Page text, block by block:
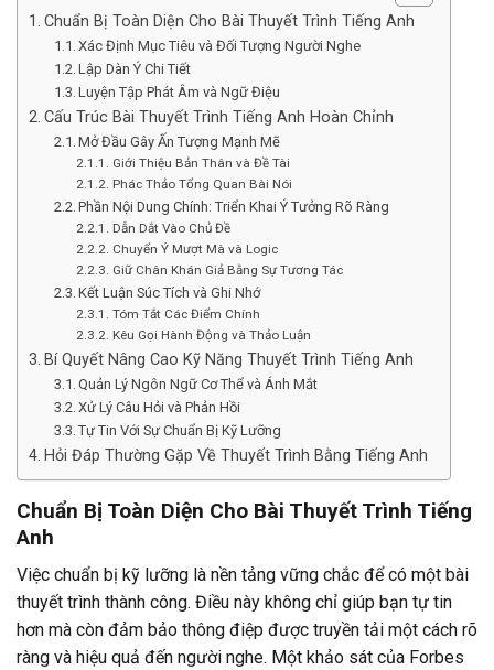
Chuẩn Bị Toàn Diện Cho Bài Thuyết Trình Tiếng Anh
Xác Định Mục Tiêu và Đối Tượng Người Nghe
Lập Dàn Ý Chi Tiết
Luyện Tập Phát Âm và Ngữ Điệu
Cấu Trúc Bài Thuyết Trình Tiếng Anh Hoàn Chỉnh
Mở Đầu Gây Ấn Tượng Mạnh Mẽ
Giới Thiệu Bản Thân và Đề Tài
Phác Thảo Tổng Quan Bài Nói
Phần Nội Dung Chính: Triển Khai Ý Tưởng Rõ Ràng
Dẫn Dắt Vào Chủ Đề
Chuyển Ý Mượt Mà và Logic
Giữ Chân Khán Giả Bằng Sự Tương Tác
Kết Luận Súc Tích và Ghi Nhớ
Tóm Tắt Các Điểm Chính
Kêu Gọi Hành Động và Thảo Luận
Bí Quyết Nâng Cao Kỹ Năng Thuyết Trình Tiếng Anh
Quản Lý Ngôn Ngữ Cơ Thể và Ánh Mắt
Xử Lý Câu Hỏi và Phản Hồi
Tự Tin Với Sự Chuẩn Bị Kỹ Lưỡng
Hỏi Đáp Thường Gặp Về Thuyết Trình Bằng Tiếng Anh
Chuẩn Bị Toàn Diện Cho Bài Thuyết Trình Tiếng
Anh
Việc chuẩn bị kỹ lưỡng là nền tảng vững chắc để có một bài
thuyết trình thành công. Điều này không chỉ giúp bạn tự tin
hơn mà còn đảm bảo thông điệp được truyền tải một cách rõ
ràng và hiệu quả đến người nghe. Một khảo sát của Forbes